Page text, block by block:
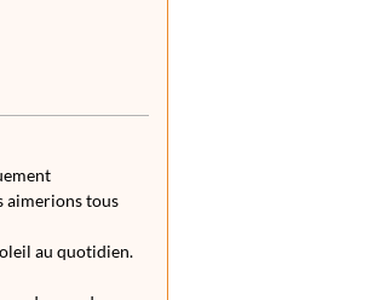
aimerions tous
au quotidien.